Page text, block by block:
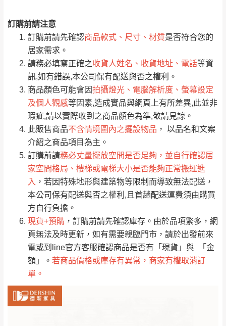
訂購前請注意
訂購前請先確認商品款式、尺寸、材質是否符合您的
居家需求。
請務必填寫正確之收貨人姓名、收貨地址、電話等資
訊,如有錯誤,本公司保有配送與否之權利。
商品顏色可能會因拍攝燈光、電腦解析度、螢幕設定
及個人觀感等因素,造成實品與網頁上有所差異,此並非
瑕疵,請以實際收到之商品顏色為準,敬請見諒。
此販售商品不含情境圖內之擺設物品 ， 以品名和文案
介紹之商品項目為主。
訂購前請務必丈量擺放空間是否足夠，並自行確認居
家空間格局、樓梯或電梯大小是否能夠正常搬運進
入 ，若因特殊地形與建築物等限制而導致無法配送，
本公司保有配送與否之權利,且首趟配送運費須由購買
方自行負擔。
現貨+預購 ，訂購前請先確認庫存。由於品項繁多，網
頁無法及時更新，如有需要親臨門市，請於出發前來
電或到line官方客服確認商品是否有「現貨」與 「金
額」。 若商品價格或庫存有異常，商家有權取消訂
單。
運 費 說 明
運送地區 運送費用
偏遠地區
（請先線上詢問 LINE
→@dershin ）
桃園
免 運
費
復興鄉
新竹
峨眉鄉、五峰鄉、
橫山、北埔鄉、尖
石鄉、寶山鄉山
區、新埔山區、芎
里
台北 無
注意事項：
由於品項繁多，網頁無法及時更新，如有需
要購買商品，請於出發前來電或到「官方
Line客服」來信確認商品是否有「現貨」與
「金額」。
若商品價格或庫存有異常，商家有權取消訂
單。部分網路商品恕無法更改原設計或客製，敬請
見諒！
接單後二日內(不含例假日)，我們客服會與您
電話聯絡或E-Mail通知確認訂單。
（線上客
服 LINE → @dershin）
下單前先詢問是否現貨 ，若未詢問下單後無
現貨我們客服會再來電或E-Mail與您聯絡
（洽詢方式請搜尋 Line ID → @dershin）
運送範圍：限定北至基隆，南至苗栗，偏遠
地區恕無法提供運送 (詳見運送規章)。
配送範圍：
苗栗至基隆；其它地區暫不開放，如因特殊
地型限制(山區、鄉、鎮、村)、樓梯太小、無
0/5 (0)筆
全部 依評論高至低排列
依評論低至高排列 只顯示附上圖片
只顯示附上評論